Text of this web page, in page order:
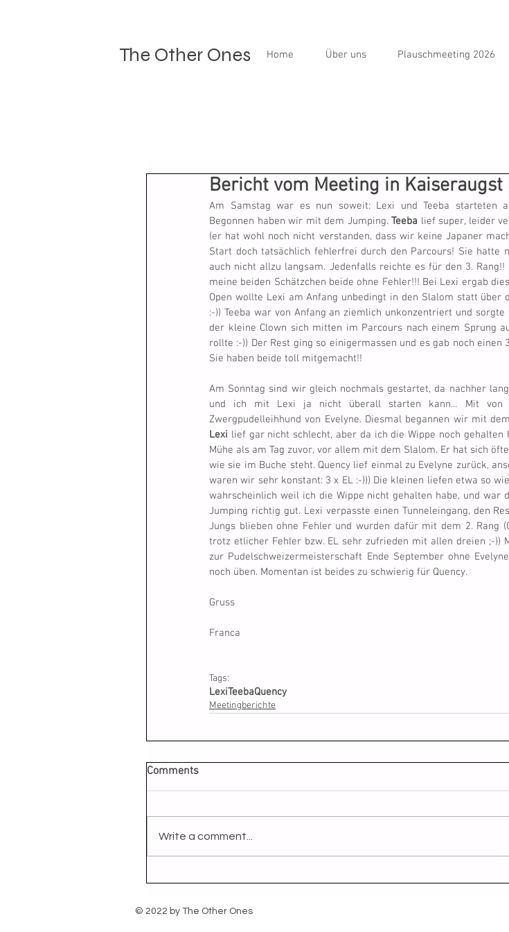
The Other Ones Home Über uns Plauschmeeting 2026
Bericht vom Meeting in
Am Samstag war es nun soweit: Lexi und Teeba starteten
Begonnen haben wir mit dem Jumping. Teeba lief super, leider
(er hat wohl noch nicht verstanden, dass wir keine Japaner
Start doch tatsächlich fehlerfrei durch den Parcours! Sie hatte
auch nicht allzu langsam. Jedenfalls reichte es für den 3.
meine beiden Schätzchen beide ohne Fehler!!! Bei Lexi ergab
Open wollte Lexi am Anfang unbedingt in den Slalom statt über
:-)) Teeba war von Anfang an ziemlich unkonzentriert und
der kleine Clown sich mitten im Parcours nach einem Sprung
rollte :-)) Der Rest ging so einigermassen und es gab noch
Sie haben beide toll mitgemacht!!
Am Sonntag sind wir gleich nochmals gestartet, da nachher
und ich mit Lexi ja nicht überall starten kann... Mit
Lexi lief gar nicht schlecht, aber da ich die Wippe noch gehalten
Mühe als am Tag zuvor, vor allem mit dem Slalom. Er hat sich
wie sie im Buche steht. Quency lief einmal zu Evelyne zurück,
waren wir sehr konstant: 3 x EL :-))) Die kleinen liefen etwa so
wahrscheinlich weil ich die Wippe nicht gehalten habe, und
Jumping richtig gut. Lexi verpasste einen Tunneleingang, den
Jungs blieben ohne Fehler und wurden dafür mit dem 2. Rang
trotz etlicher Fehler bzw. EL sehr zufrieden mit allen dreien ;-))
zur Pudelschweizermeisterschaft Ende September ohne
noch üben. Momentan ist beides zu schwierig für Quency.
Gruss
Franca
Tags:
LexiTeebaQuency
Meetingberichte
Comments
Write a comment...
© 2022 by The Other Ones